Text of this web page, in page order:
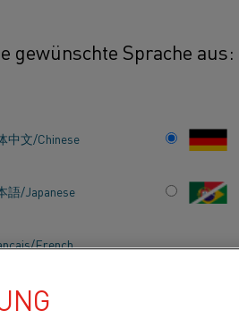
gewünschte Sprache aus:
中文/Chinese
語/Japanese
French
Kupferproduktion.